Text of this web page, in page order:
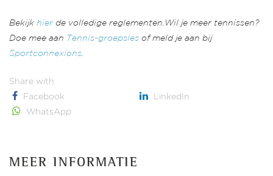
Bekijk hier de volledige reglementen.Wil je meer tennissen?
Doe mee aan Tennis-groepsles of meld je aan bij
Sportconnexions
Share with
Facebook
LinkedIn
WhatsApp
MEER INFORMATIE